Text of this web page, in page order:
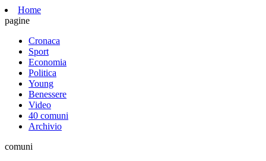
Home
pagine
Cronaca
Sport
Economia
Politica
Young
Benessere
Video
40 comuni
Archivio
comuni